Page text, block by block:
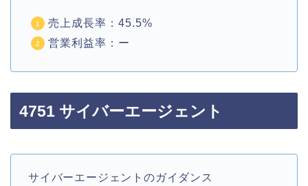
売上成長率：45.5%
営業利益率：ー
4751 サイバーエージェント
サイバーエージェントのガイダンス